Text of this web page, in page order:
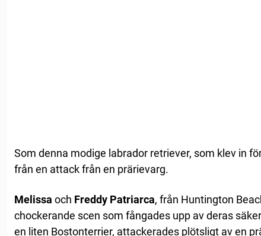
Som denna modige labrador retriever, som klev in
från en attack från en prärievarg.
Melissa och Freddy Patriarca, från Huntington
chockerande scen som fångades upp av deras
en liten Bostonterrier, attackerades plötsligt av en